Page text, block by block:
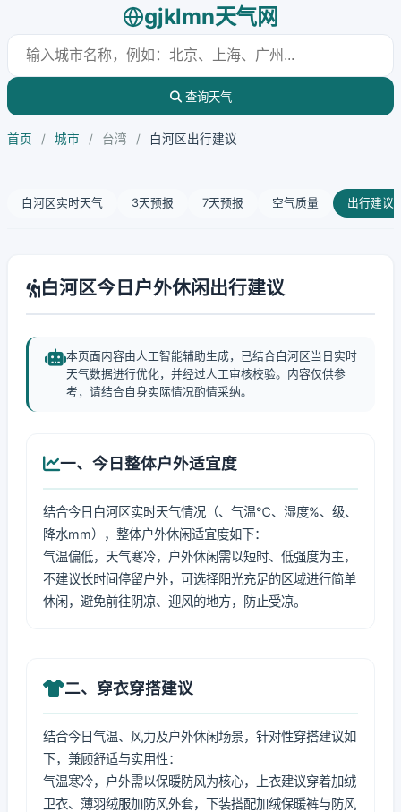
gjklmn天气网
查询天气
首页 / 城市 / 台湾 / 白河区出行建议
白河区实时天气 3天预报 7天预报 空气质量 出行建议
白河区今日户外休闲出行建议
本页面内容由人工智能辅助生成，已结合白河区当日实时
天气数据进行优化，并经过人工审核校验。内容仅供参
考，请结合自身实际情况酌情采纳。
一、今日整体户外适宜度
结合今日白河区实时天气情况（、气温℃、湿度%、级、
降水mm），整体户外休闲适宜度如下：
气温偏低，天气寒冷，户外休闲需以短时、低强度为主，
不建议长时间停留户外，可选择阳光充足的区域进行简单
休闲，避免前往阴凉、迎风的地方，防止受凉。
二、穿衣穿搭建议
结合今日气温、风力及户外休闲场景，针对性穿搭建议如
下，兼顾舒适与实用性：
气温寒冷，户外需以保暖防风为核心，上衣建议穿着加绒
卫衣、薄羽绒服加防风外套，下装搭配加绒保暖裤与防风